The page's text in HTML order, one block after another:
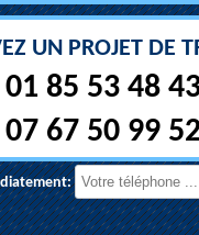
UN PROJET DE
01 85 53 48
07 67 50 99